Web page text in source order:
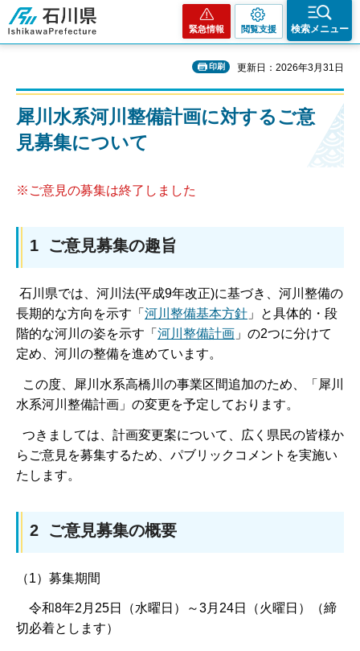
石川県
緊急情報 閲覧支援 検索メニュー
印刷 更新日：2026年3月31日
犀川水系河川整備計画に対するご意
見募集について
※ご意見の募集は終了しました
1 ご意見募集の趣旨
石川県では、河川法(平成9年改正)に基づき、河川整備の
長期的な方向を示す「 河川整備基本方針 」と具体的・段
階的な河川の姿を示す「 河川整備計画 」の2つに分けて
定め、河川の整備を進めています。
この度、犀川水系高橋川の事業区間追加のため、「犀川
水系河川整備計画」の変更を予定しております。
つきましては、計画変更案について、広く県民の皆様か
らご意見を募集するため、パブリックコメントを実施い
たします。
2 ご意見募集の概要
（1）募集期間
令和8年2月25日（水曜日）～3月24日（火曜日）（締
切必着とします）